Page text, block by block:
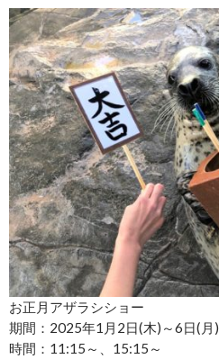
お正月アザラシショー
期間：2025年1月2日(木)～6日(月)
時間：11:15～、15:15～